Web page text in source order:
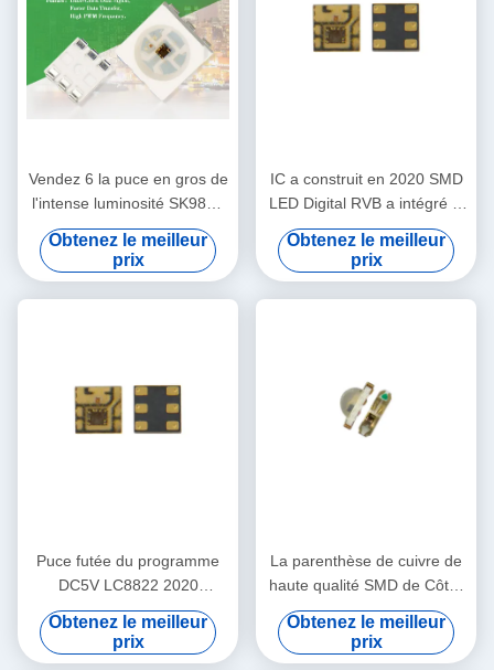
Vendez 6 la puce en gros de
l'intense luminosité SK9822
APA102C 5050 RVB LED de
Sanan de goupille
Obtenez le meilleur
prix
IC a construit en 2020 SMD
LED Digital RVB a intégré la
puce LC8822 de LED
Obtenez le meilleur
prix
Puce futée du programme
DC5V LC8822 2020
contrôlables polychromes
LED de RVB
Obtenez le meilleur
prix
La parenthèse de cuivre de
haute qualité SMD de Côté-
émission 3210 a mené la
puce de Chip Side RVB 9Mil
LED
Obtenez le meilleur
prix